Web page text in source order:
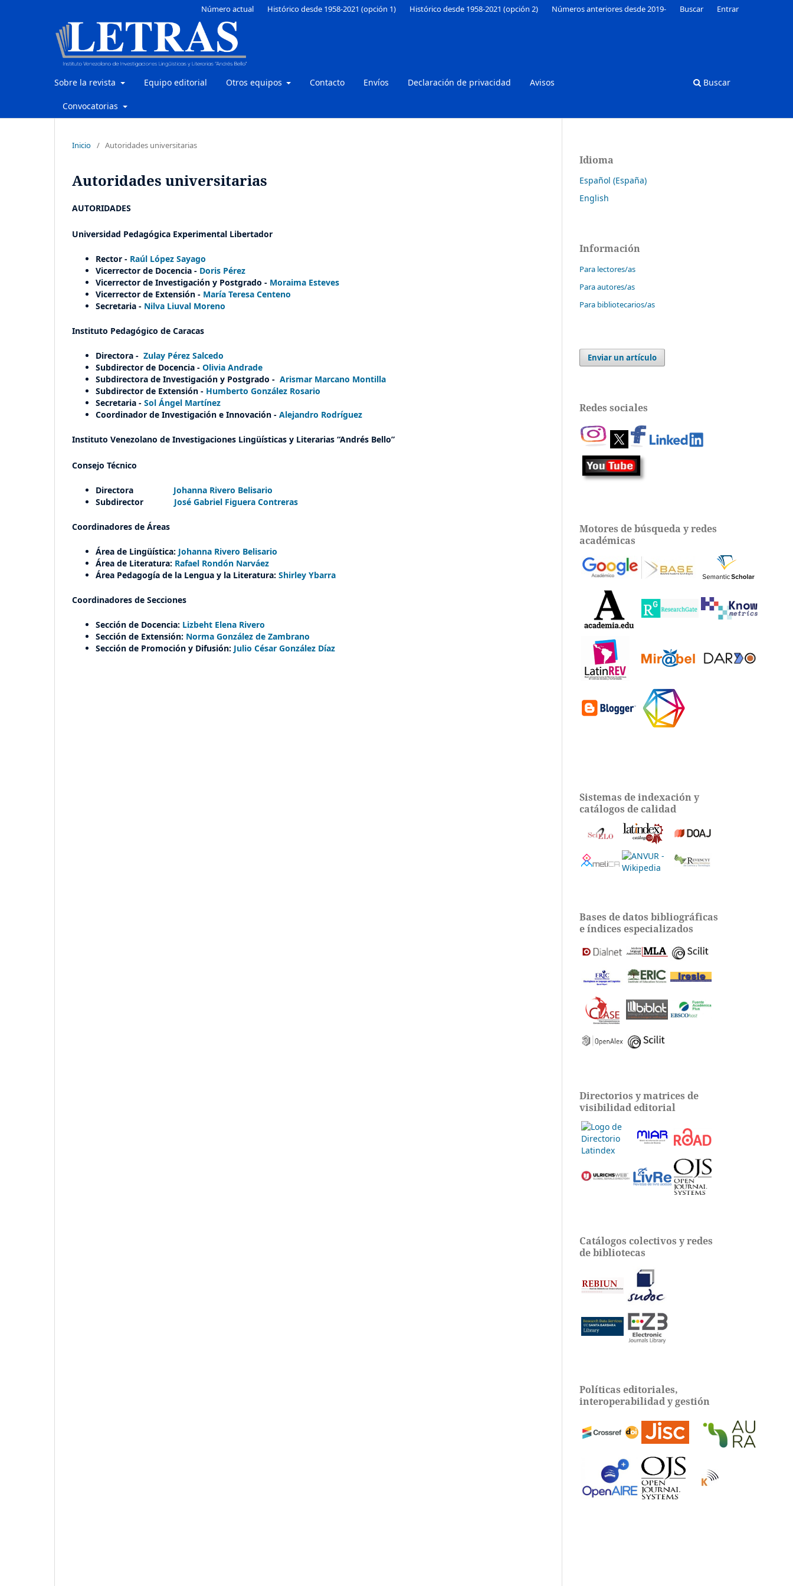
Sobre la revista Equipo editorial Otros equipos Contacto Envíos Declaración de privacidad Avisos
Convocatorias
Buscar
Número actual Histórico desde 1958-2021 (opción 1) Histórico desde 1958-2021 (opción 2) Números anteriores desde 2019- Buscar Entrar
Inicio / Autoridades universitarias
Autoridades universitarias
AUTORIDADES
Universidad Pedagógica Experimental Libertador
Rector - Raúl López Sayago
Vicerrector de Docencia - Doris Pérez
Vicerrector de Investigación y Postgrado - Moraima Esteves
Vicerrector de Extensión - María Teresa Centeno
Secretaria - Nilva Liuval Moreno
Instituto Pedagógico de Caracas
Directora - Zulay Pérez Salcedo
Subdirector de Docencia - Olivia Andrade
Subdirectora de Investigación y Postgrado - Arismar Marcano Montilla
Subdirector de Extensión - Humberto González Rosario
Secretaria - Sol Ángel Martínez
Coordinador de Investigación e Innovación - Alejandro Rodríguez
Instituto Venezolano de Investigaciones Lingüísticas y Literarias “Andrés Bello”
Consejo Técnico
Directora Johanna Rivero Belisario
Subdirector José Gabriel Figuera Contreras
Coordinadores de Áreas
Área de Lingüística: Johanna Rivero Belisario
Área de Literatura: Rafael Rondón Narváez
Área Pedagogía de la Lengua y la Literatura: Shirley Ybarra
Coordinadores de Secciones
Sección de Docencia: Lizbeht Elena Rivero
Sección de Extensión: Norma González de Zambrano
Sección de Promoción y Difusión: Julio César González Díaz
Idioma
Español (España)
English
Información
Para lectores/as
Para autores/as
Para bibliotecarios/as
Enviar un artículo
Redes sociales
Motores de búsqueda y redes
académicas
Sistemas de indexación y
catálogos de calidad
Bases de datos bibliográficas
e índices especializados
Directorios y matrices de
visibilidad editorial
Catálogos colectivos y redes
de bibliotecas
Políticas editoriales,
interoperabilidad y gestión